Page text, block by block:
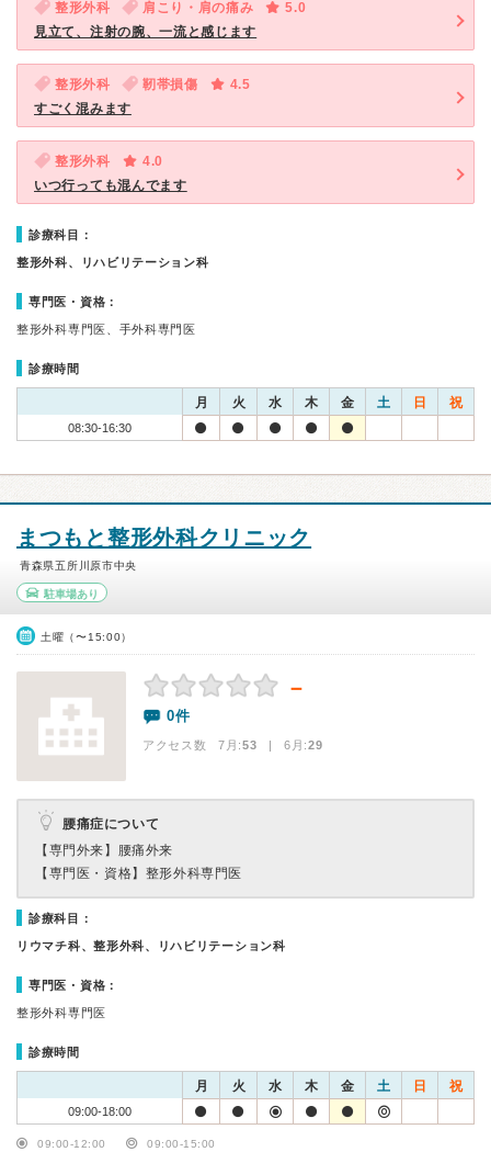
整形外科 肩こり・肩の痛み
5.0
見立て、注射の腕、一流と感じます
整形外科 靭帯損傷
4.5
すごく混みます
整形外科
4.0
いつ行っても混んでます
診療科目：
整形外科、リハビリテーション科
専門医・資格：
整形外科専門医、手外科専門医
診療時間
月 火 水 木 金 土 日 祝
08:30-16:30
まつもと整形外科クリニック
青森県五所川原市中央
駐車場あり
土曜（〜15:00）
－
0件
アクセス数 7月:53 | 6月:29
腰痛症について
【専門外来】
腰痛外来
【専門医・資格】 整形外科専門医
診療科目：
リウマチ科、整形外科、リハビリテーション科
専門医・資格：
整形外科専門医
診療時間
月 火 水 木 金 土 日 祝
09:00-18:00
09:00-12:00 09:00-15:00